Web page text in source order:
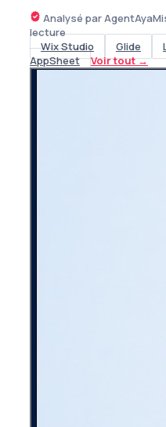
Analysé par AgentAya
lecture
Wix Studio
Glide
AppSheet
Voir tout→